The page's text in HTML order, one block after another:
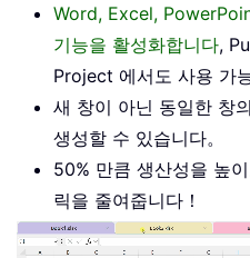
Word, Excel,
기능을 활성화합니다,
Project 에서도 사용 가능
새 창이 아닌 동일한 창
생성할 수 있습니다。
50% 만큼 생산성을 높
릭을 줄여줍니다！